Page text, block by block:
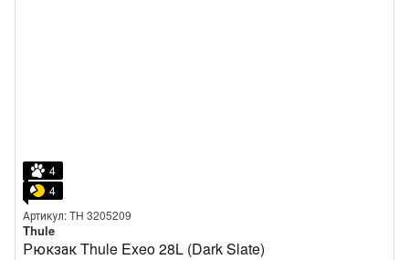
4
4
Артикул: TH 3205209
Thule
Рюкзак Thule Exeo 28L (Dark Slate)